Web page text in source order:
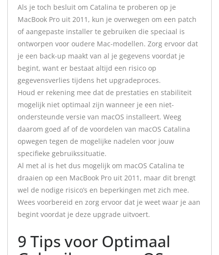
Als je toch besluit om Catalina te proberen op je
MacBook Pro uit 2011, kun je overwegen om een patch
of aangepaste installer te gebruiken die speciaal is
ontworpen voor oudere Mac-modellen. Zorg ervoor dat
je een back-up maakt van al je gegevens voordat je
begint, want er bestaat altijd een risico op
gegevensverlies tijdens het upgradeproces.
Houd er rekening mee dat de prestaties en stabiliteit
mogelijk niet optimaal zijn wanneer je een niet-
ondersteunde versie van macOS installeert. Weeg
daarom goed af of de voordelen van macOS Catalina
opwegen tegen de mogelijke nadelen voor jouw
specifieke gebruikssituatie.
Al met al is het dus mogelijk om macOS Catalina te
draaien op een MacBook Pro uit 2011, maar dit brengt
wel de nodige risico’s en beperkingen met zich mee.
Wees voorbereid en zorg ervoor dat je weet waar je aan
begint voordat je deze upgrade uitvoert.
9 Tips voor Optimaal